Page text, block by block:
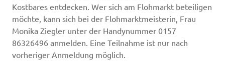
Kostbares entdecken. Wer sich am Flohmarkt beteiligen
möchte, kann sich bei der Flohmarktmeisterin, Frau
Monika Ziegler unter der Handynummer 0157
86326496 anmelden. Eine Teilnahme ist nur nach
vorheriger Anmeldung möglich.